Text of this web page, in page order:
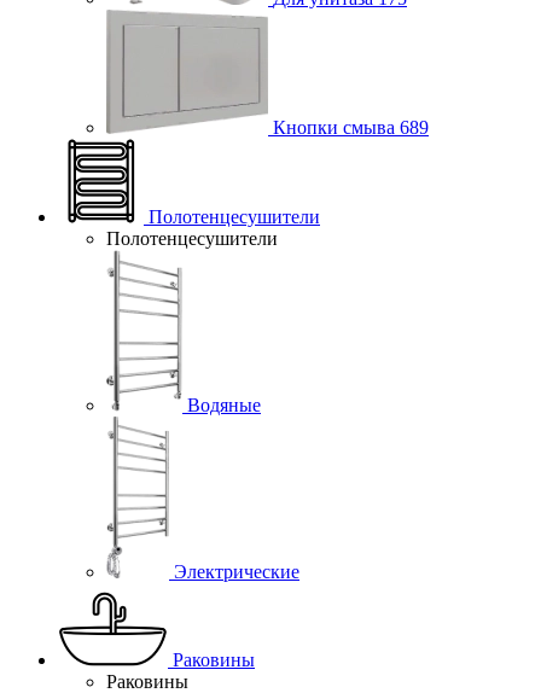
Кнопки смыва 689
Полотенцесушители
Полотенцесушители
Водяные
Электрические
Раковины
Раковины